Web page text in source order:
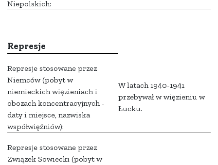
Niepolskich:
Represje
Represje stosowane przez
Niemców (pobyt w
niemieckich więzieniach i
obozach koncentracyjnych -
daty i miejsce, nazwiska
współwięźniów):
W latach 1940-1941
przebywał w więzieniu w
Łucku.
Represje stosowane przez
Związek Sowiecki (pobyt w